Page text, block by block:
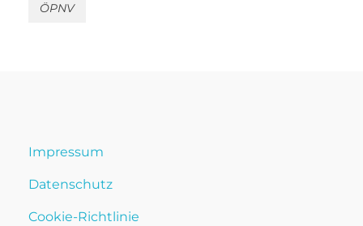
ÖPNV
Impressum
Datenschutz
Cookie-Richtlinie